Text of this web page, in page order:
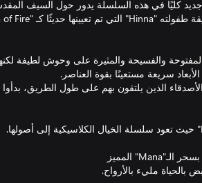
والفسيحة والمثيرة على وحوش لطيفة
الذين يلتقون بهم على طول الطريق،